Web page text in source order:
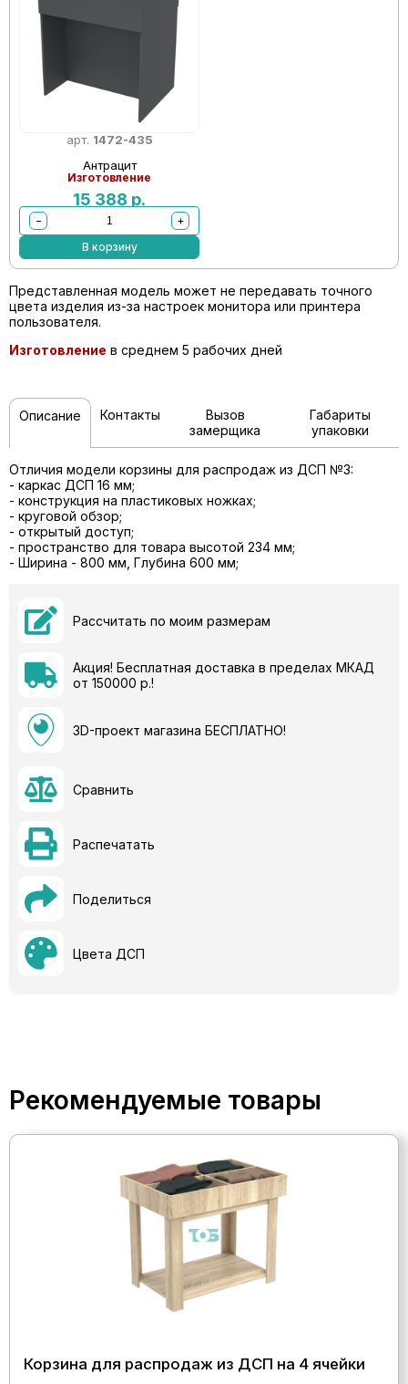
арт. 1472-435
Антрацит
Изготовление
15 388 р.
−
+
В корзину
Представленная модель может не передавать точного
цвета изделия из-за настроек монитора или принтера
пользователя.
Изготовление в среднем 5 рабочих дней
Описание Контакты
Вызов
замерщика
Габариты
упаковки
Отличия модели корзины для распродаж из ДСП №3:
- каркас ДСП 16 мм;
- конструкция на пластиковых ножках;
- круговой обзор;
- открытый доступ;
- пространство для товара высотой 234 мм;
- Ширина - 800 мм, Глубина 600 мм;
Рассчитать по моим размерам
Акция! Бесплатная доставка в пределах МКАД
от 150000 р.!
3D-проект магазина БЕСПЛАТНО!
Сравнить
Распечатать
Поделиться
Цвета ДСП
Рекомендуемые товары
Корзина для распродаж из ДСП на 4 ячейки